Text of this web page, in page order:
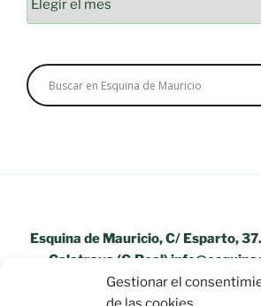
Gestionar el
Esquina de Mauricio, C/ Esparto,
Calatrava (C.Real)
«Aviso Legal»